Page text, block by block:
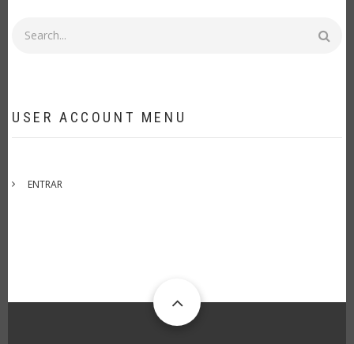
Procurar
USER ACCOUNT MENU
ENTRAR